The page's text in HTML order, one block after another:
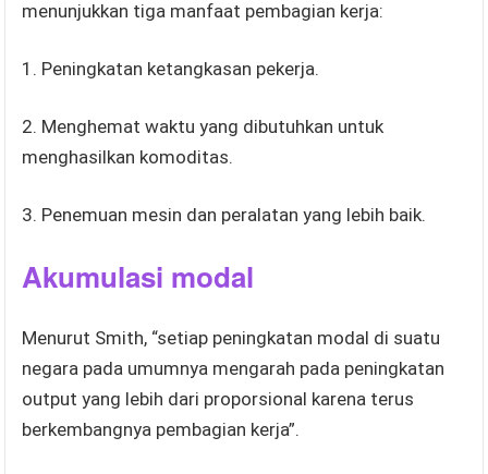
menunjukkan tiga manfaat pembagian kerja:
1. Peningkatan ketangkasan pekerja.
2. Menghemat waktu yang dibutuhkan untuk
menghasilkan komoditas.
3. Penemuan mesin dan peralatan yang lebih baik.
Akumulasi modal
Menurut Smith, “setiap peningkatan modal di suatu
negara pada umumnya mengarah pada peningkatan
output yang lebih dari proporsional karena terus
berkembangnya pembagian kerja”.